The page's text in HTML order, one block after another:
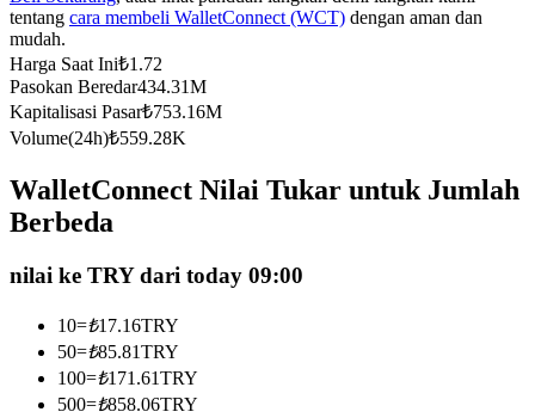
Copy Trading
Bergabunglah dengan pedagang top
Menjadi Pedagang Salinan
Nikmati pembagian keuntungan dan komisi copy trading
tentang cara membeli WalletConnect (WCT) dengan aman dan
mudah.
Harga Saat Ini₺1.72
Pasokan Beredar434.31M
Kapitalisasi Pasar₺753.16M
Volume(24h)₺559.28K
WalletConnect Nilai Tukar untuk Jumlah
Berbeda
nilai ke TRY dari today 09:00
10=₺17.16TRY
50=₺85.81TRY
100=₺171.61TRY
500=₺858.06TRY